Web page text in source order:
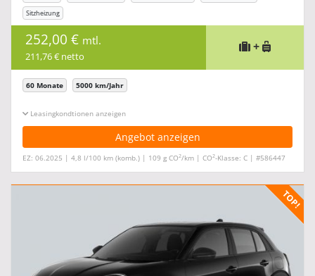
Sitzheizung
252,00 € mtl.
211,76 € netto
+
60 Monate 5000 km/Jahr
Leasingkonditionen ein-/ausblenden
Angebot anzeigen
EZ: 06.2025 | 4,8 l/100 km (komb.) | 109 g CO2/km | CO2-Klasse: C | #586447